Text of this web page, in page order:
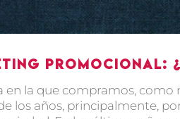
promocional:
en la que compramos, como
los años, principalmente,